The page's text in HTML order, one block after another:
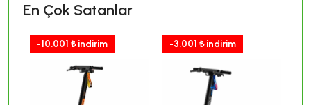
En Çok Satanlar
-10.001 ₺ indirim -3.001 ₺ indirim